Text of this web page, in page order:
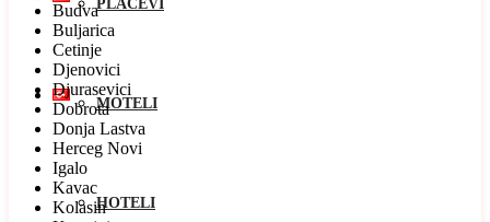
PLACEVI
MOTELI
HOTELI
Budva
Buljarica
Cetinje
Djenovici
Djurasevici
Dobrota
Donja Lastva
Herceg Novi
Igalo
Kavac
Kolasin